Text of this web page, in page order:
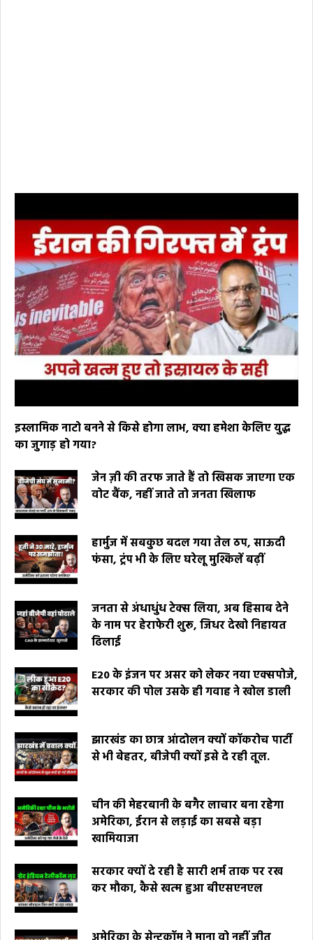
इस्लामिक नाटो बनने से किसे होगा लाभ, क्या हमेशा केलिए युद्ध
का जुगाड़ हो गया?
जेन ज़ी की तरफ जाते हैं तो खिसक जाएगा एक
वोट बैंक, नहीं जाते तो जनता खिलाफ
हार्मुज में सबकुछ बदल गया तेल ठप, साऊदी
फंसा, ट्रंप भी के लिए घरेलू मुश्किलें बढ़ीं
जनता से अंधाधुंध टेक्स लिया, अब हिसाब देने
के नाम पर हेराफेरी शुरू, जिधर देखो निहायत
ढिलाई
E20 के इंजन पर असर को लेकर नया एक्सपोजे,
सरकार की पोल उसके ही गवाह ने खोल डाली
झारखंड का छात्र आंदोलन क्यों कॉकरोच पार्टी
से भी बेहतर, बीजेपी क्यों इसे दे रही तूल.
चीन की मेहरबानी के बगैर लाचार बना रहेगा
अमेरिका, ईरान से लड़ाई का सबसे बड़ा
खामियाजा
सरकार क्यों दे रही है सारी शर्म ताक पर रख
कर मौका, कैसे खत्म हुआ बीएसएनएल